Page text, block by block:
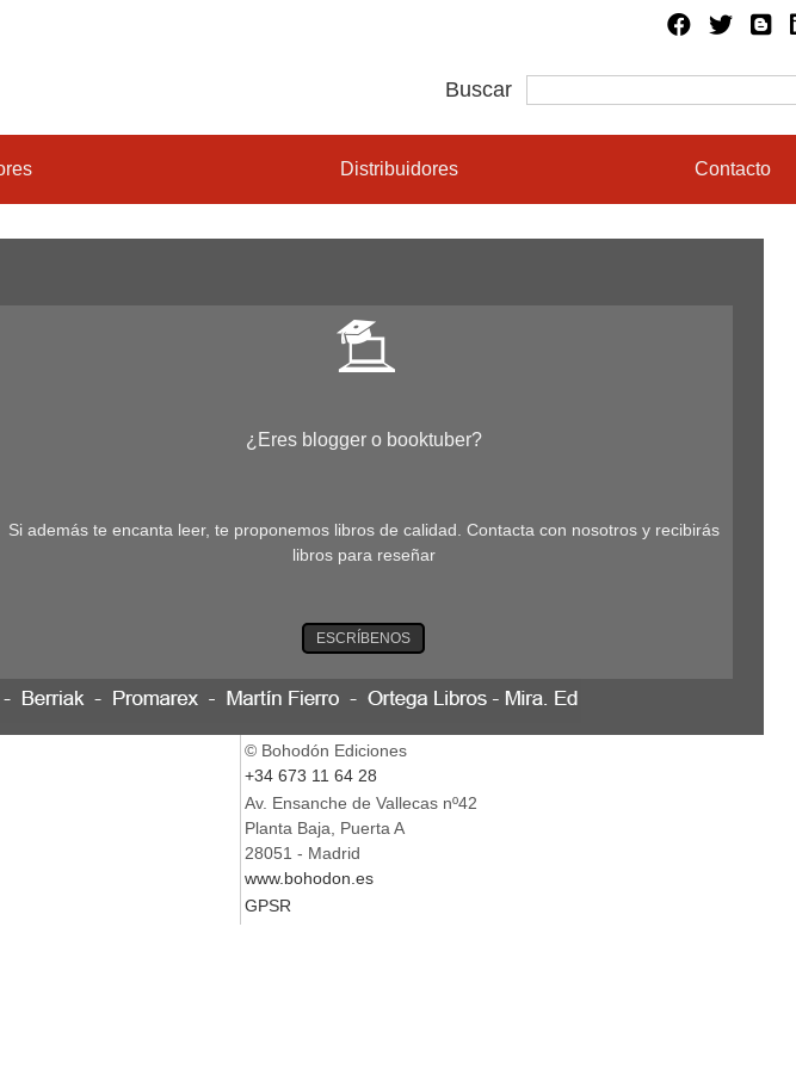
Buscar
Distribuidores Contacto
¿Eres blogger o booktuber?
Si además te encanta leer, te proponemos libros de calidad. Contacta con nosotros y recibirás
libros para reseñar
ESCRÍBENOS
© Bohodón Ediciones
+34 673 11 64 28
Av. Ensanche de Vallecas nº42
Planta Baja, Puerta A
28051 - Madrid
www.bohodon.es
GPSR